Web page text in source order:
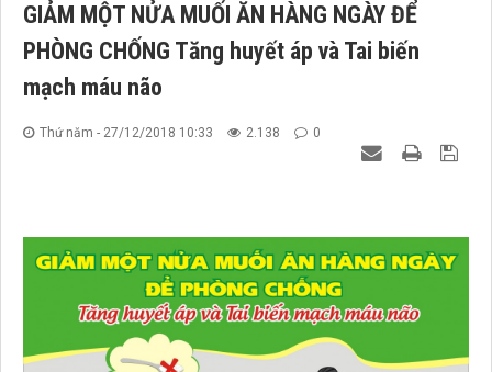
GIẢM MỘT NỬA MUỐI ĂN HÀNG NGÀY ĐỂ
PHÒNG CHỐNG Tăng huyết áp và Tai biến
mạch máu não
Thứ năm - 27/12/2018 10:33 2.138 0